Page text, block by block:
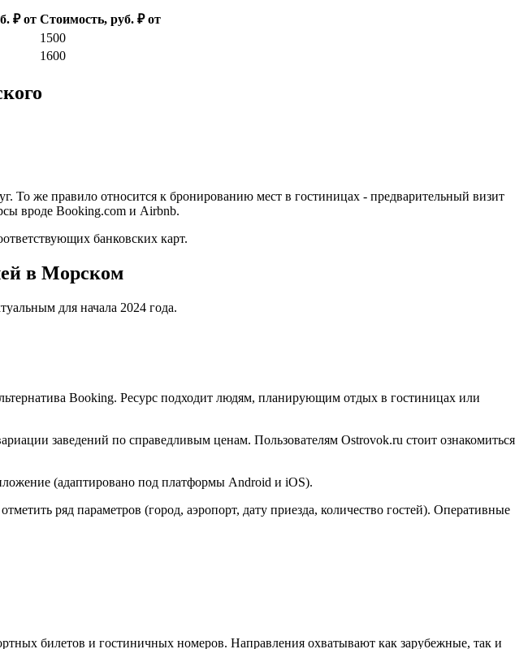
₽ от Стоимость, руб. ₽ от
1500
1600
То же правило относится к бронированию мест в гостиницах - предварительный визит
вроде Booking.com и Airbnb.
банковских карт.
в Морском
для начала 2024 года.
Booking. Ресурс подходит людям, планирующим отдых в гостиницах или
заведений по справедливым ценам. Пользователям Ostrovok.ru стоит ознакомиться
(адаптировано под платформы Android и iOS).
ряд параметров (город, аэропорт, дату приезда, количество гостей). Оперативные
билетов и гостиничных номеров. Направления охватывают как зарубежные, так и